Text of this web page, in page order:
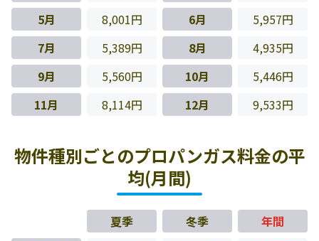
5月
8,001円 6月
5,957円
7月
5,389円 8月
4,935円
9月
5,560円 10月
5,446円
11月
8,114円 12月 9,533円
物件種別ごとのプロパンガス料金の平
均(月間)
夏季 冬季
年間